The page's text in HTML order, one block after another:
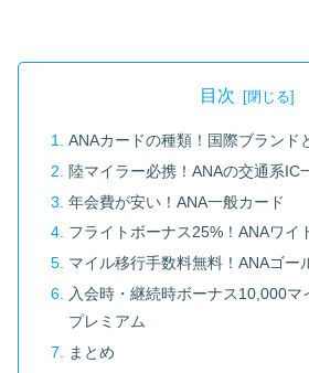
目次
ANAカードの種類！国際ブランド
陸マイラー必携！ANAの交通系IC
年会費が安い！ANA一般カード
フライトボーナス25%！ANAワイ
マイル移行手数料無料！ANAゴー
入会時・継続時ボーナス10,000マ
プレミアム
まとめ